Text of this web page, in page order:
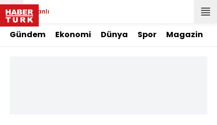
Canlı
Gündem Ekonomi Dünya Spor Magazin